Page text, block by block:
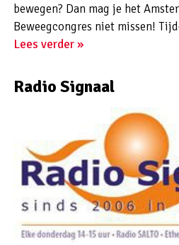
bewegen? Dan mag je het
Beweegcongres niet missen!
Lees verder »
Radio Signaal